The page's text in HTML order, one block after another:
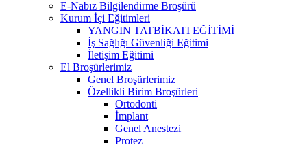
E-Nabız Bilgilendirme Broşürü
Kurum İçi Eğitimleri
YANGIN TATBİKATI EĞİTİMİ
İş Sağlığı Güvenliği Eğitimi
İletişim Eğitimi
El Broşürlerimiz
Genel Broşürlerimiz
Özellikli Birim Broşürleri
Ortodonti
İmplant
Genel Anestezi
Protez